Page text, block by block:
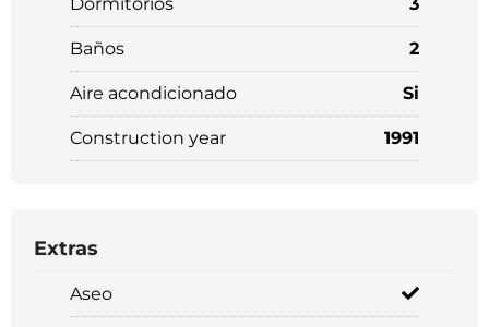
Baños 2
Aire acondicionado Si
Construction year 1991
Extras
Aseo